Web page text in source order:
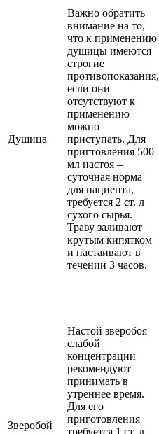
Душица
Важно обратить
внимание на то,
что к применению
душицы имеются
строгие
противопоказания,
если они
отсутствуют к
применению
можно
приступать. Для
пригтовления 500
мл настоя –
суточная норма
для пациента,
требуется 2 ст. л
сухого сырья.
Траву заливают
крутым кипятком
и настаивают в
течении 3 часов.
Зверобой
Настой зверобоя
слабой
концентрации
рекомендуют
принимать в
утреннее время.
Для его
приготовления
требуется 1 ст. л